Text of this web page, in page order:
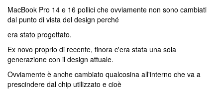
MacBook Pro 14 e 16 pollici che ovviamente non sono cambiati
dal punto di vista del design perché
era stato progettato.
Ex novo proprio di recente, finora c'era stata una sola
generazione con il design attuale.
Ovviamente è anche cambiato qualcosina all'interno che va a
prescindere dal chip utilizzato e cioè